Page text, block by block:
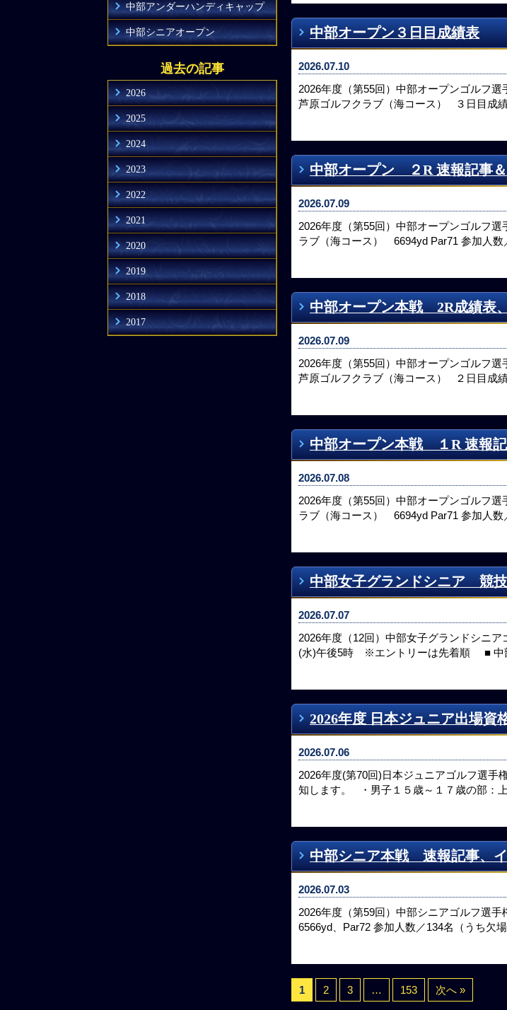
中部アンダーハンディキャップ
中部シニアオープン
過去の記事
2026
2025
2024
2023
2022
2021
2020
2019
2018
2017
中部オープン３日目成績表
2026.07.10
2026年度（第55回）中部オープンゴルフ
芦原ゴルフクラブ（海コース） ３日目成
中部オープン ２R 速報記事
2026.07.09
2026年度（第55回）中部オープンゴルフ
ラブ（海コース） 6694yd Par71 参加人
中部オープン本戦 2R成績表
2026.07.09
2026年度（第55回）中部オープンゴルフ
芦原ゴルフクラブ（海コース） ２日目成
中部オープン本戦 １R 速報
2026.07.08
2026年度（第55回）中部オープンゴルフ
ラブ（海コース） 6694yd Par71 参加人
中部女子グランドシニア 競
2026.07.07
2026年度（12回）中部女子グランドシニ
(水)午後5時 ※エントリーは先着順 ■ 中
2026年度 日本ジュニア出場資
2026.07.06
2026年度(第70回)日本ジュニアゴルフ選手
知します。 ・男子１５歳～１７歳の部：
中部シニア本戦 速報記事、
2026.07.03
2026年度（第59回）中部シニアゴルフ選
6566yd、Par72 参加人数／134名（うち
1 2 3 … 153 次へ »